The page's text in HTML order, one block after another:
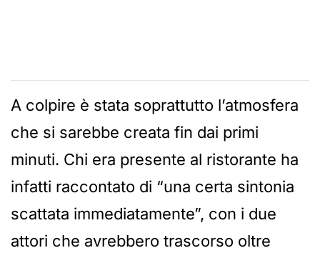
A colpire è stata soprattutto l’atmosfera
che si sarebbe creata fin dai primi
minuti. Chi era presente al ristorante ha
infatti raccontato di “una certa sintonia
scattata immediatamente”, con i due
attori che avrebbero trascorso oltre